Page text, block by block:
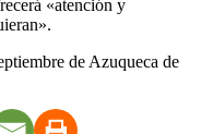
«atención y
de Azuqueca de